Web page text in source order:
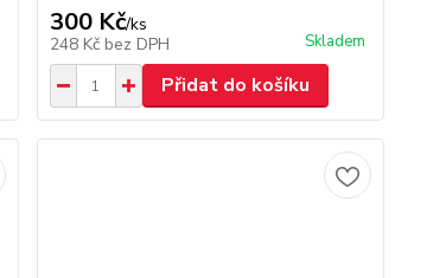
300 Kč/ks
248 Kč bez DPH Skladem
Přidat do košíku